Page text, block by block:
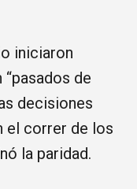
iniciaron
de
decisiones
el correr de los
la paridad.